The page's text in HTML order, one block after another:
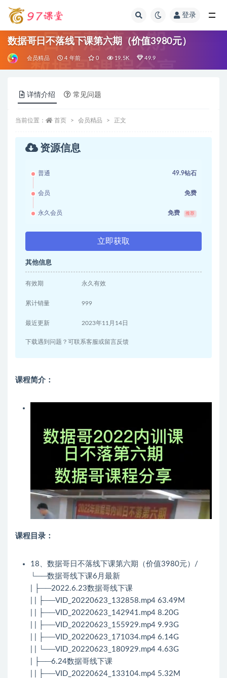
登录
数据哥日不落线下课第六期（价值3980元）
会员精品 4 年前 0 19.5K 49.9
详情介绍 常见问题
当前位置： 首页 会员精品 正文
资源信息
普通 49.9钻石
会员 免费
永久会员 免费 推荐
立即获取
其他信息
有效期 永久有效
累计销量 999
最近更新 2023年11月14日
下载遇到问题？可联系客服或留言反馈
课程简介：
课程目录：
18、数据哥日不落线下课第六期（价值3980元）/
└──数据哥线下课6月最新
| ├──2022.6.23数据哥线下课
| | ├──VID_20220623_132858.mp4 63.49M
| | ├──VID_20220623_142941.mp4 8.20G
| | ├──VID_20220623_155929.mp4 9.93G
| | ├──VID_20220623_171034.mp4 6.14G
| | └──VID_20220623_180929.mp4 4.63G
| ├──6.24数据哥线下课
| | ├──VID_20220624_133104.mp4 5.32M